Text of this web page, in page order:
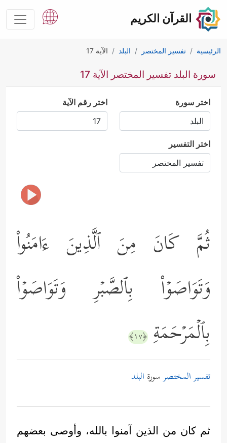
القرآن الكريم
الرئيسية تفسير المختصر البلد الآية 17
سورة البلد تفسير المختصر الآية 17
اختر سورة اختر رقم الآية
اختر التفسير
ثُمَّ كَانَ مِنَ ٱلَّذِینَ ءَامَنُواْ
وَتَوَاصَوۡاْ بِٱلصَّبۡرِ وَتَوَاصَوۡاْ
بِٱلۡمَرۡحَمَةِ ﴿١٧﴾
تفسير المختصرسورة البلد
ثم كان من الذين آمنوا بالله، وأوصى بعضهم